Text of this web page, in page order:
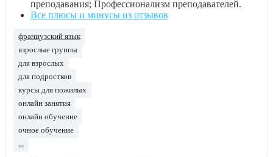
преподавания; Профессионализм преподавателей.
Все плюсы и минусы из отзывов
французский язык
взрослые группы
для взрослых
для подростков
курсы для пожилых
онлайн занятия
онлайн обучение
очное обучение